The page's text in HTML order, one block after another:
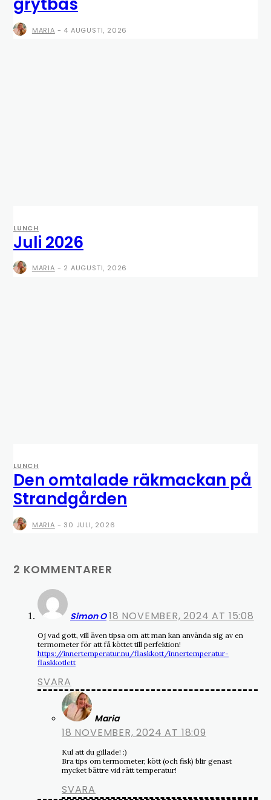
grytbas
MARIA - 4 AUGUSTI, 2026
LUNCH
Juli 2026
MARIA - 2 AUGUSTI, 2026
LUNCH
Den omtalade räkmackan på
Strandgården
MARIA - 30 JULI, 2026
2 KOMMENTARER
Simon O 18 NOVEMBER, 2024 AT 15:08
Oj vad gott, vill även tipsa om att man kan använda sig av en
termometer för att få köttet till perfektion!
https://innertemperatur.nu/flaskkott/innertemperatur-
flaskkotlett
SVARA
Maria
18 NOVEMBER, 2024 AT 18:09
Kul att du gillade! :)
Bra tips om termometer, kött (och fisk) blir genast
mycket bättre vid rätt temperatur!
SVARA